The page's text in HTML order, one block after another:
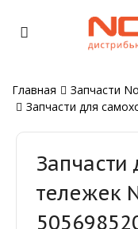
Главная
Запчасти
Запчасти для
тележек